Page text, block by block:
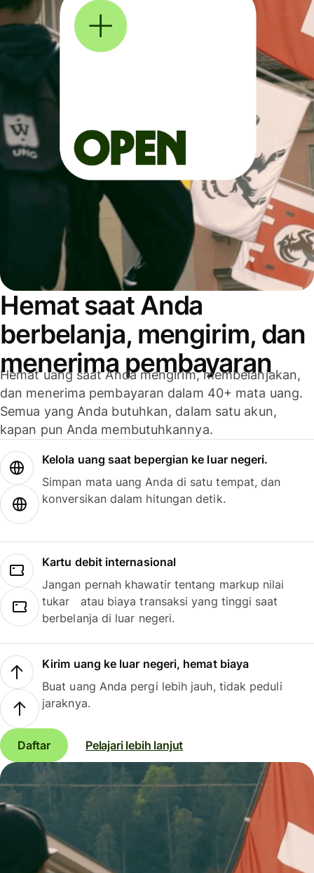
Hemat saat Anda
berbelanja, mengirim, dan
menerima pembayaran
Hemat uang saat Anda mengirim, membelanjakan,
dan menerima pembayaran dalam 40+ mata uang.
Semua yang Anda butuhkan, dalam satu akun,
kapan pun Anda membutuhkannya.
Kelola uang saat bepergian ke luar negeri.
Simpan mata uang Anda di satu tempat, dan
konversikan dalam hitungan detik.
Kartu debit internasional
Jangan pernah khawatir tentang markup nilai
tukar atau biaya transaksi yang tinggi saat
berbelanja di luar negeri.
Kirim uang ke luar negeri, hemat biaya
Buat uang Anda pergi lebih jauh, tidak peduli
jaraknya.
Daftar Pelajari lebih lanjut